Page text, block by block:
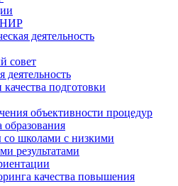
НИР
деятельность
совет
деятельность
подготовки
объективности процедур
образования
со школами с низкими
результатами
качества повышения